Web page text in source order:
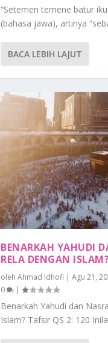
“Setemen temene batur
(bahasa jawa), artinya
BACA LEBIH LAJUT
BENARKAH YAHUDI
RELA DENGAN
olehAhmad Idhofi |Agu 21,
0
|
Benarkah Yahudi dan
Islam? Tafsir QS 2: 120